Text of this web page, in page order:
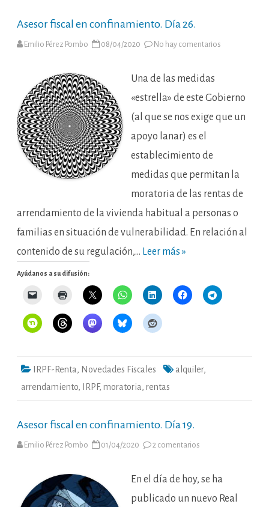
Asesor fiscal en confinamiento. Día 26.
Emilio Pérez Pombo 08/04/2020 No hay comentarios
26.
Una de las medidas
«estrella» de este Gobierno
(al que se nos exige que un
apoyo lanar) es el
establecimiento de
medidas que permitan la
moratoria de las rentas de
arrendamiento de la vivienda habitual a personas o
familias en situación de vulnerabilidad. En relación al
contenido de su regulación,… Leer más »
Ayúdanos a su difusión:
IRPF-Renta , Novedades Fiscales alquiler,
arrendamiento, IRPF, moratoria , rentas
Asesor fiscal en confinamiento. Día 19.
Emilio Pérez Pombo 01/04/2020 2 comentarios
confinamiento.
19.
En el día de hoy, se ha
publicado un nuevo Real